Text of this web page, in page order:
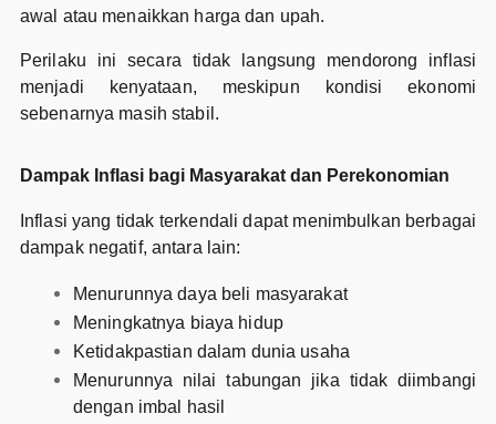
awal atau menaikkan harga dan upah.
Perilaku ini secara tidak langsung mendorong inflasi
menjadi kenyataan, meskipun kondisi ekonomi
sebenarnya masih stabil.
Dampak Inflasi bagi Masyarakat dan Perekonomian
Inflasi yang tidak terkendali dapat menimbulkan berbagai
dampak negatif, antara lain:
Menurunnya daya beli masyarakat
Meningkatnya biaya hidup
Ketidakpastian dalam dunia usaha
Menurunnya nilai tabungan jika tidak diimbangi
dengan imbal hasil